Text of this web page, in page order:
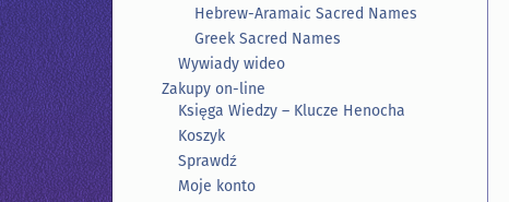
Hebrew-Aramaic Sacred Names
Greek Sacred Names
Wywiady wideo
Zakupy on-line
Księga Wiedzy – Klucze Henocha
Koszyk
Sprawdź
Moje konto